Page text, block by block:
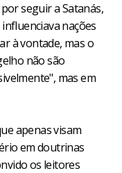
seguir a Satanás,
nações
à vontade, mas o
não são
mas em
apenas visam
em doutrinas
os leitores